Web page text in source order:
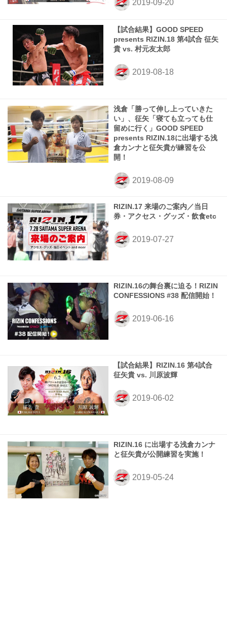
【試合結果】GOOD SPEED
presents RIZIN.18 第4試合 征矢
貴 vs. 村元友太郎
浅倉「勝って伸し上っていきた
い」、征矢「寝ても立っても仕
留めに行く」GOOD SPEED
presents RIZIN.18に出場する浅
倉カンナと征矢貴が練習を公
開！
RIZIN.17 来場のご案内／当日
券・アクセス・グッズ・飲食etc
RIZIN.16の舞台裏に迫る！RIZIN
CONFESSIONS #38 配信開始！
【試合結果】RIZIN.16 第4試合
征矢貴 vs. 川原波輝
RIZIN.16 に出場する浅倉カンナ
と征矢貴が公開練習を実施！